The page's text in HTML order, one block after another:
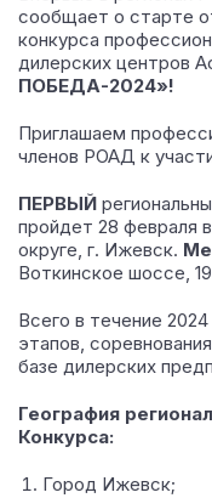
сообщает о старте
конкурса
дилерских центров
ПОБЕДА-2024»!
Приглашаем
членов РОАД к
ПЕРВЫЙ
пройдет 28 февраля
округе, г. Ижевск.
Воткинское шоссе,
Всего в течение
этапов,
базе дилерских
География
Конкурса:
Город Ижевск;